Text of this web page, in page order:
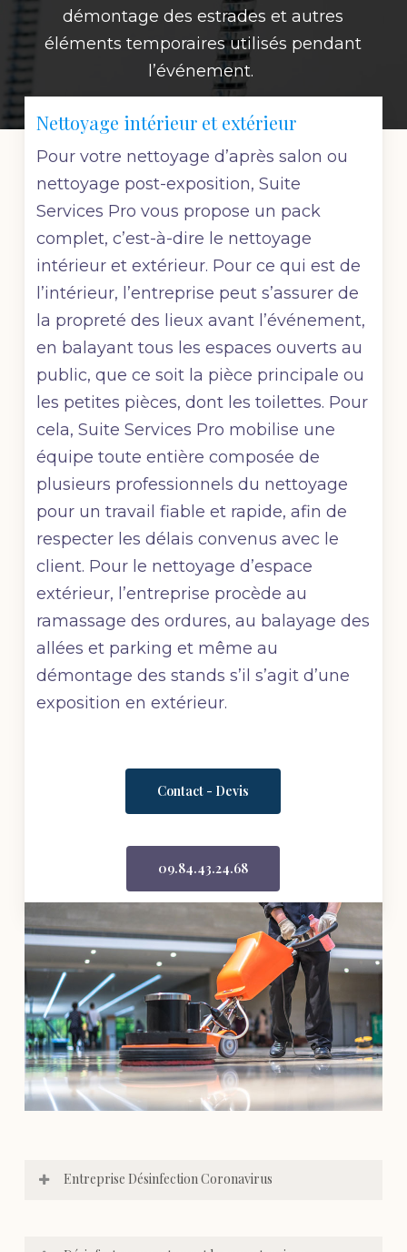
démontage des estrades et autres
éléments temporaires utilisés pendant
l’événement.
Nettoyage intérieur et extérieur
Pour votre nettoyage d’après salon ou
nettoyage post-exposition, Suite
Services Provous propose un pack
complet, c’est-à-dire le nettoyage
intérieur et extérieur. Pour ce qui est de
l’intérieur, l’entreprise peut s’assurer de
la propreté des lieux avant l’événement,
en balayant tous les espaces ouverts au
public, que ce soit la pièce principale ou
les petites pièces, dont les toilettes. Pour
cela, Suite Services Pro mobilise une
équipe toute entière composée de
plusieurs professionnels du nettoyage
pour un travail fiable et rapide, afin de
respecter les délais convenus avec le
client. Pour le nettoyage d’espace
extérieur, l’entreprise procède au
ramassage des ordures, au balayage des
allées et parking et même au
démontage des stands s’il s’agit d’une
exposition en extérieur.
Contact - Devis
09.84.43.24.68
Entreprise Désinfection Coronavirus